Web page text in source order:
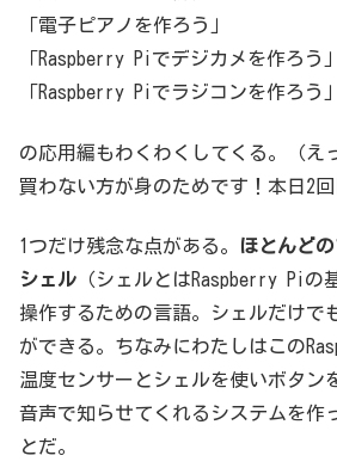
「電子ピアノを作ろう」
「Raspberry Piでデジカメを作ろう」
「Raspberry Piでラジコンを作ろう」
の応用編もわくわくしてくる。（え
買わない方が身のためです！本日2回
1つだけ残念な点がある。
ほとんど
シェル （シェルとはRaspberry Piの
操作するための言語。シェルだけで
ができる。ちなみにわたしはこの
温度センサーとシェルを使いボタン
音声で知らせてくれるシステムを作
とだ。